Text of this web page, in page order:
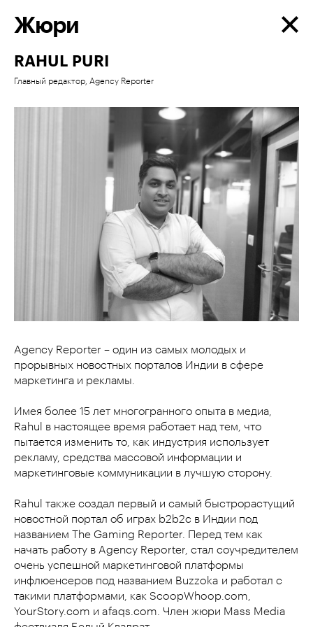
Жюри
RAHUL PURI
Главный редактор, Agency Reporter
Agency Reporter – один из самых молодых и
прорывных новостных порталов Индии в сфере
маркетинга и рекламы.
Имея более 15 лет многогранного опыта в медиа,
Rahul в настоящее время работает над тем, что
пытается изменить то, как индустрия использует
рекламу, средства массовой информации и
маркетинговые коммуникации в лучшую сторону.
Rahul также создал первый и самый быстрорастущий
новостной портал об играх b2b2c в Индии под
названием The Gaming Reporter. Перед тем как
начать работу в Agency Reporter, стал соучредителем
очень успешной маркетинговой платформы
инфлюенсеров под названием Buzzoka и работал с
такими платформами, как ScoopWhoop.com,
YourStory.com и afaqs.com. Член жюри Mass Media